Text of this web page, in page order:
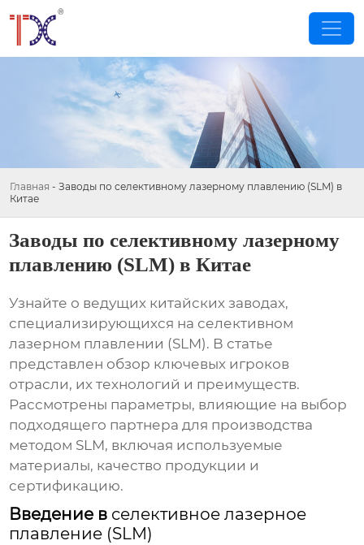
Главная - Заводы по селективному лазерному плавлению (SLM) в
Китае
Заводы по селективному лазерному
плавлению (SLM) в Китае
Узнайте о ведущих китайских заводах,
специализирующихся на селективном
лазерном плавлении (SLM). В статье
представлен обзор ключевых игроков
отрасли, их технологий и преимуществ.
Рассмотрены параметры, влияющие на выбор
подходящего партнера для производства
методом SLM, включая используемые
материалы, качество продукции и
сертификацию.
Введение в селективное лазерное
плавление (SLM)